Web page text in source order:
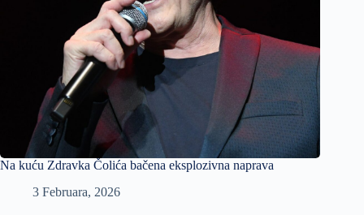
Na kuću Zdravka Čolića bačena eksplozivna naprava
3 Februara, 2026